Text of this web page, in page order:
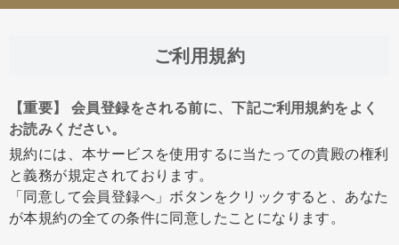
ご利用規約
【重要】 会員登録をされる前に、下記ご利用規約をよく
お読みください。
規約には、本サービスを使用するに当たっての貴殿の権利
と義務が規定されております。
「同意して会員登録へ」ボタンをクリックすると、あなた
が本規約の全ての条件に同意したことになります。